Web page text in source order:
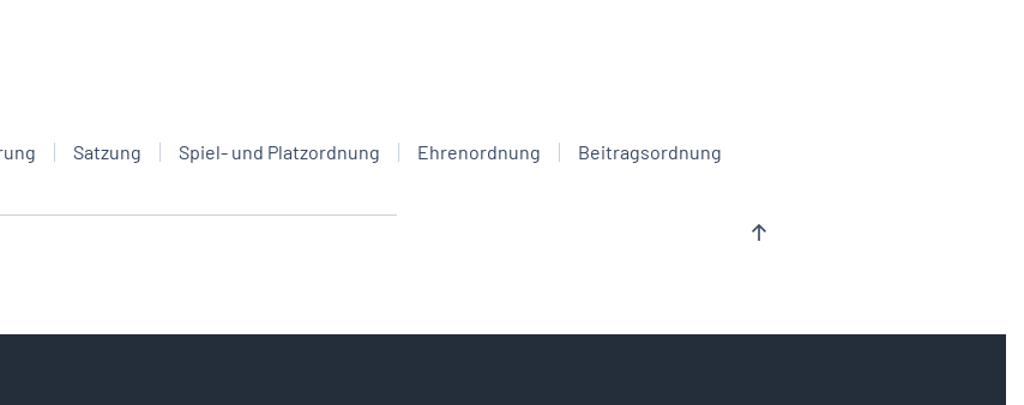
Satzung Spiel- und Platzordnung Ehrenordnung Beitragsordnung